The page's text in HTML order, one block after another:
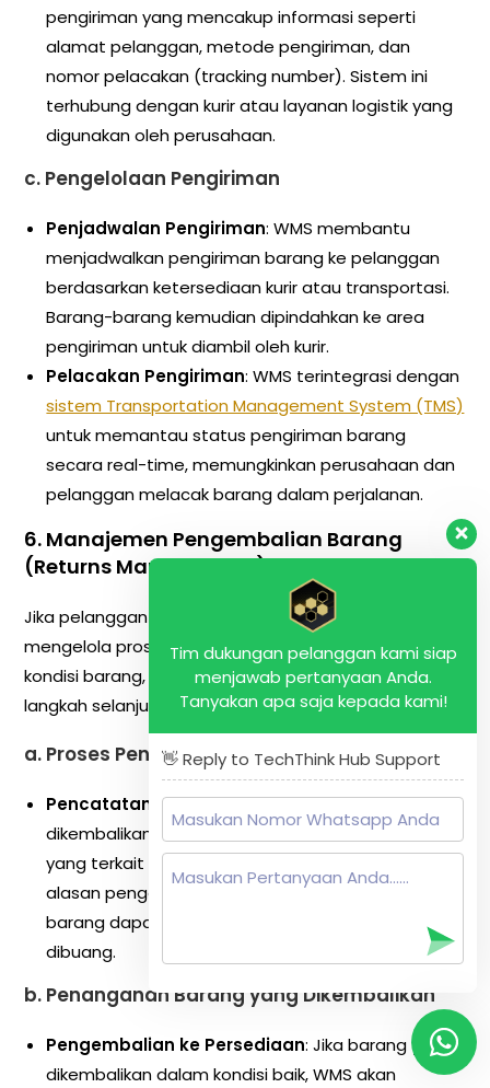
pengiriman yang mencakup informasi seperti
alamat pelanggan, metode pengiriman, dan
nomor pelacakan (tracking number). Sistem ini
terhubung dengan kurir atau layanan logistik yang
digunakan oleh perusahaan.
c. Pengelolaan Pengiriman
Penjadwalan Pengiriman: WMS membantu
menjadwalkan pengiriman barang ke pelanggan
berdasarkan ketersediaan kurir atau transportasi.
Barang-barang kemudian dipindahkan ke area
pengiriman untuk diambil oleh kurir.
Pelacakan Pengiriman: WMS terintegrasi dengan
sistem Transportation Management System (TMS)
untuk memantau status pengiriman barang
secara real-time, memungkinkan perusahaan dan
pelanggan melacak barang dalam perjalanan.
6. Manajemen Pengembalian Barang
(Returns Management)
Jika pelanggan mengembalikan barang, WMS
mengelola proses pengembalian dengan mencatat
kondisi barang, memverifikasi data, dan menentukan
langkah selanjutnya.
a. Proses Pengembalian yang Efisien
Pencatatan Pengembalian: Ketika barang
dikembalikan, WMS mencatat semua informasi
yang terkait dengan pengembalian, termasuk
alasan pengembalian, kondisi barang, dan apakah
barang dapat dijual kembali, diperbaiki, atau harus
dibuang.
b. Penanganan Barang yang Dikembalikan
Pengembalian ke Persediaan: Jika barang yang
dikembalikan dalam kondisi baik, WMS akan
Tim dukungan pelanggan kami siap
menjawab pertanyaan Anda.
Tanyakan apa saja kepada kami!
👋 Reply to TechThink Hub Support